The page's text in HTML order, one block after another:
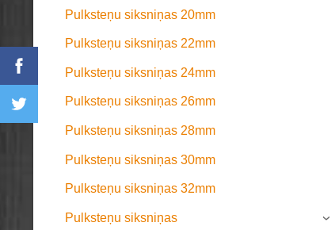
Pulksteņu siksniņas 20mm
Pulksteņu siksniņas 22mm
Pulksteņu siksniņas 24mm
Pulksteņu siksniņas 26mm
Pulksteņu siksniņas 28mm
Pulksteņu siksniņas 30mm
Pulksteņu siksniņas 32mm
Pulksteņu siksniņas ›